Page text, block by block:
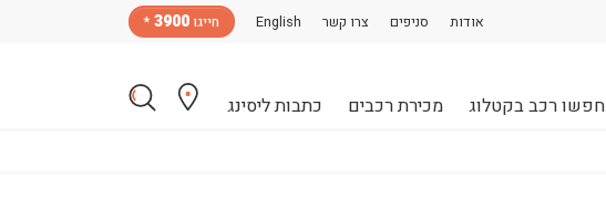
אודות סניפים צרו קשר English חייגו 3900
*
חפשו רכב בקטלוג מכירת רכבים כתבות ליסינג